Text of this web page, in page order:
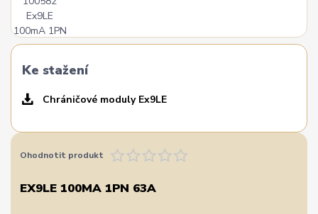
Ke stažení
Chráničové moduly Ex9LE
Ohodnotit produkt
EX9LE 100MA 1PN 63A